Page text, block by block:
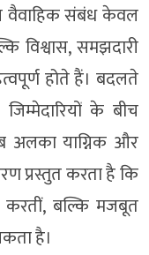
वैवाहिक संबंध केवल
विश्वास, समझदारी
होते हैं। बदलते
के बीच
अलका याग्निक और
प्रस्तुत करता है कि
करतीं, बल्कि मजबूत
है।